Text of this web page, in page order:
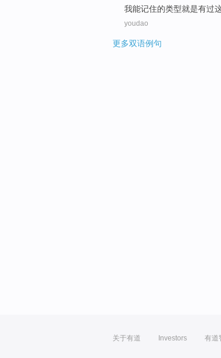
我能记住的类型就是有过
youdao
更多双语例句
关于有道 Investors 有道